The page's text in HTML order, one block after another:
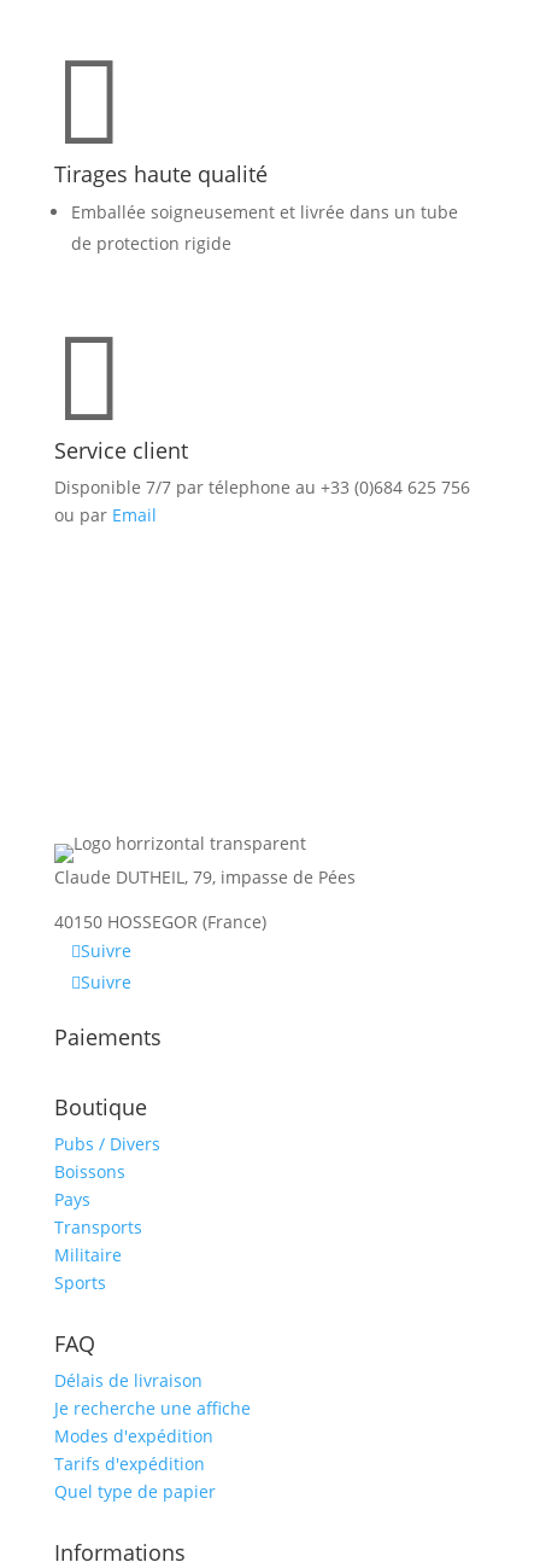

Tirages haute qualité
Emballée soigneusement et livrée dans un tube
de protection rigide

Service client
Disponible 7/7 par télephone au +33 (0)684 625 756
ou par Email
Claude DUTHEIL, 79, impasse de Pées
40150 HOSSEGOR (France)
Suivre
Suivre
Paiements
Boutique
Pubs / Divers
Boissons
Pays
Transports
Militaire
Sports
FAQ
Délais de livraison
Je recherche une affiche
Modes d'expédition
Tarifs d'expédition
Quel type de papier
Informations